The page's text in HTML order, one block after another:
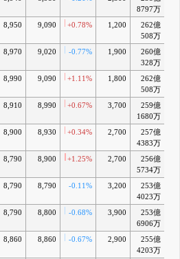
8797万
8,950 9,090 +0.78% 1,200
262億
508万
8,970 9,020 -0.77% 1,900
260億
328万
8,990 9,090 +1.11% 1,800
262億
508万
8,910 8,990 +0.67% 3,700
259億
1680万
8,900 8,930 +0.34% 2,700
257億
4383万
8,790 8,900 +1.25% 2,700
256億
5734万
8,790 8,790 -0.11% 3,200
253億
4023万
8,790 8,800 -0.68% 3,900
253億
6906万
8,860 8,860 -0.67% 2,900
255億
4203万